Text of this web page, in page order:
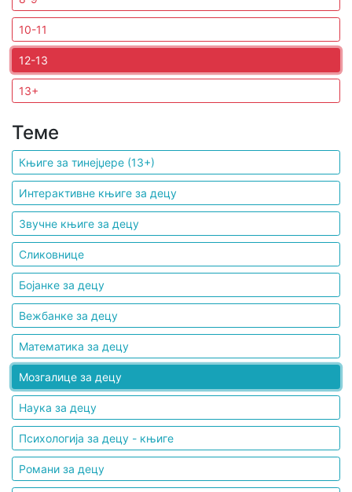
Мој
налог
10-11
12-13
13+
Теме
Књиге за тинејџере (13+)
Интерактивне књиге за децу
Звучне књиге за децу
Сликовнице
Бојанке за децу
Вежбанке за децу
Математика за децу
Мозгалице за децу
Наука за децу
Психологија за децу - књиге
Романи за децу